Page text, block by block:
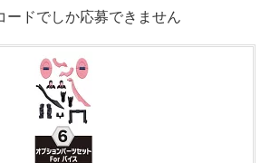
ドでしか応募できません